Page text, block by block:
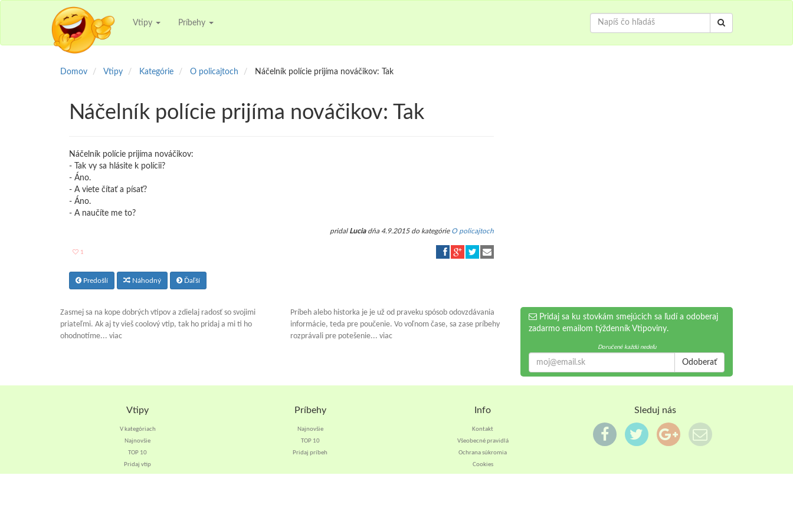
Vtipy Príbehy
Domov Vtipy Kategórie O policajtoch Náčelník polície prijíma nováčikov: Tak
Náčelník polície prijíma nováčikov: Tak
Náčelník polície prijíma nováčikov:
- Tak vy sa hlásite k polícii?
- Áno.
- A viete čítať a písať?
- Áno.
- A naučíte me to?
pridal Luciadňa 4.9.2015 do kategórie O policajtoch
1
Predošlí Náhodný Ďaľší
Zasmej sa na kope dobrých vtipov a zdielaj radosť so svojimi
priateľmi. Ak aj ty vieš coolový vtip, tak ho pridaj a mi ti ho
ohodnotíme... viac
Príbeh alebo historka je je už od praveku spósob odovzdávania
informácie, teda pre poučenie. Vo voľnom čase, sa zase príbehy
rozprávali pre potešenie... viac
Pridaj sa ku stovkám smejúcich sa ľudí a odoberaj
zadarmo emailom týždenník Vtipoviny.
Doručené každú nedeľu
Odoberať
Vtipy
V kategóriach
Najnovšie
TOP 10
Pridaj vtip
Príbehy
Najnovšie
TOP 10
Pridaj príbeh
Info
Kontakt
Všeobecné pravidlá
Ochrana súkromia
Cookies
Sleduj nás